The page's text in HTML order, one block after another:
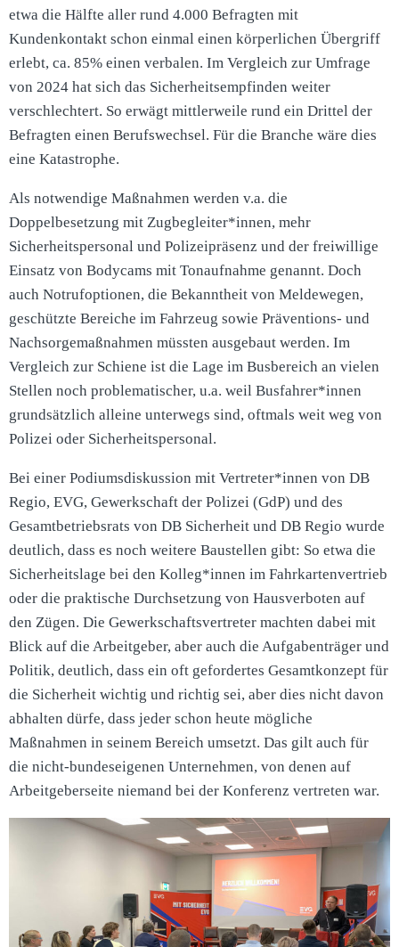
etwa die Hälfte aller rund 4.000 Befragten mit
Kundenkontakt schon einmal einen körperlichen Übergriff
erlebt, ca. 85% einen verbalen. Im Vergleich zur Umfrage
von 2024 hat sich das Sicherheitsempfinden weiter
verschlechtert. So erwägt mittlerweile rund ein Drittel der
Befragten einen Berufswechsel. Für die Branche wäre dies
eine Katastrophe.
Als notwendige Maßnahmen werden v.a. die
Doppelbesetzung mit Zugbegleiter*innen, mehr
Sicherheitspersonal und Polizeipräsenz und der freiwillige
Einsatz von Bodycams mit Tonaufnahme genannt. Doch
auch Notrufoptionen, die Bekanntheit von Meldewegen,
geschützte Bereiche im Fahrzeug sowie Präventions- und
Nachsorgemaßnahmen müssten ausgebaut werden. Im
Vergleich zur Schiene ist die Lage im Busbereich an vielen
Stellen noch problematischer, u.a. weil Busfahrer*innen
grundsätzlich alleine unterwegs sind, oftmals weit weg von
Polizei oder Sicherheitspersonal.
Bei einer Podiumsdiskussion mit Vertreter*innen von DB
Regio, EVG, Gewerkschaft der Polizei (GdP) und des
Gesamtbetriebsrats von DB Sicherheit und DB Regio wurde
deutlich, dass es noch weitere Baustellen gibt: So etwa die
Sicherheitslage bei den Kolleg*innen im Fahrkartenvertrieb
oder die praktische Durchsetzung von Hausverboten auf
den Zügen. Die Gewerkschaftsvertreter machten dabei mit
Blick auf die Arbeitgeber, aber auch die Aufgabenträger und
Politik, deutlich, dass ein oft gefordertes Gesamtkonzept für
die Sicherheit wichtig und richtig sei, aber dies nicht davon
abhalten dürfe, dass jeder schon heute mögliche
Maßnahmen in seinem Bereich umsetzt. Das gilt auch für
die nicht-bundeseigenen Unternehmen, von denen auf
Arbeitgeberseite niemand bei der Konferenz vertreten war.